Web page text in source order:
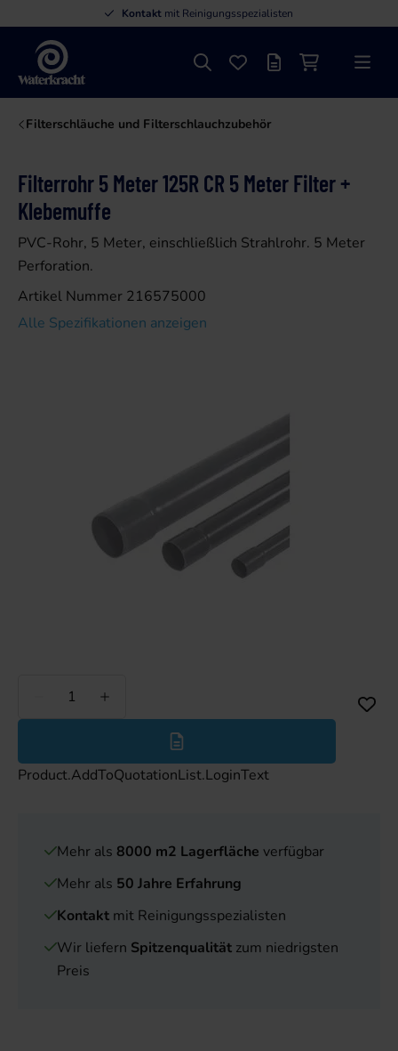
Kontakt mit Reinigungsspezialisten
Waterkracht
SucheFavoritenAngebotslisteMenü
Filterschläuche und Filterschlauchzubehör
Filterrohr 5 Meter 125R CR 5 Meter Filter +
Klebemuffe
PVC-Rohr, 5 Meter, einschließlich Strahlrohr. 5 Meter
Perforation.
Artikel Nummer 216575000
Alle Spezifikationen anzeigen
Weniger
Product.AddToQuotationList.LoginText
Mehr als 8000 m2 Lagerfläche verfügbar
Mehr als 50 Jahre Erfahrung
Kontakt mit Reinigungsspezialisten
Wir liefern Spitzenqualität zum niedrigsten
Preis